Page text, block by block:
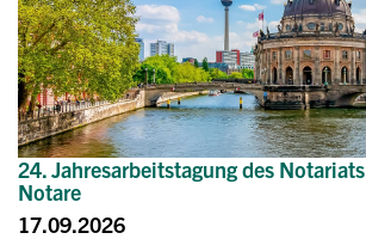
24. Jahresarbeitstagung des Notariats
Notare
17.09.2026